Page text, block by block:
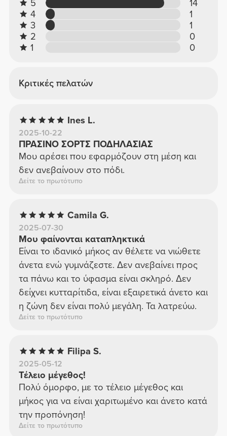
5
14
4
1
3
1
2
0
1
0
Κριτικές πελατών
Ines L.
2025-10-22
ΠΡΑΣΙΝΟ ΣΟΡΤΣ ΠΟΔΗΛΑΣΙΑΣ
Μου αρέσει που εφαρμόζουν στη μέση και
δεν ανεβαίνουν στο πόδι.
Δείτε το πρωτότυπο
Camila G.
2025-07-30
Μου φαίνονται καταπληκτικά
Είναι το ιδανικό μήκος αν θέλετε να νιώθετε
άνετα ενώ γυμνάζεστε. Δεν ανεβαίνει προς
τα πάνω και το ύφασμα είναι σκληρό. Δεν
δείχνει κυτταρίτιδα, είναι εξαιρετικά άνετο και
η ζώνη δεν είναι πολύ μεγάλη. Τα λατρεύω.
Δείτε το πρωτότυπο
Filipa S.
2025-05-12
Τέλειο μέγεθος!
Πολύ όμορφο, με το τέλειο μέγεθος και
μήκος για να είναι χαριτωμένο και άνετο κατά
την προπόνηση!
Δείτε το πρωτότυπο